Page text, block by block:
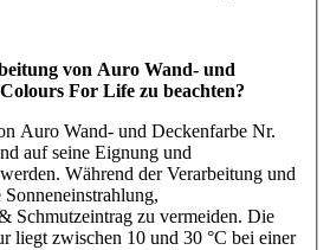
von Auro Wand- und
For Life zu beachten?
Auro Wand- und Deckenfarbe Nr.
auf seine Eignung und
Während der Verarbeitung und
Schmutzeintrag zu vermeiden. Die
liegt zwischen 10 und 30 °C bei einer